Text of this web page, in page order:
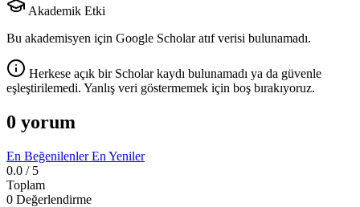
Akademik Etki
Bu akademisyen için Google Scholar atıf verisi bulunamadı.
Herkese açık bir Scholar kaydı bulunamadı ya da güvenle
eşleştirilemedi. Yanlış veri göstermemek için boş bırakıyoruz.
0 yorum
En BeğenilenlerEn Yeniler
0.0 / 5
Toplam
0 Değerlendirme